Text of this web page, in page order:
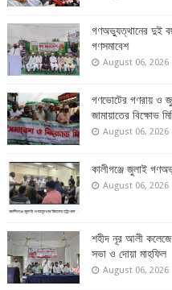
গণঅভ্যুত্থানের দুই
গণসমাবেশ
August 06, 2026
গণভোটের গণরায় ও
জামায়াতের বিক্ষোভ
August 06, 2026
কালীগঞ্জে জুলাই
August 06, 2026
শহীদ নূর আলী
সভা ও দোয়া মাহফিল
August 06, 2026